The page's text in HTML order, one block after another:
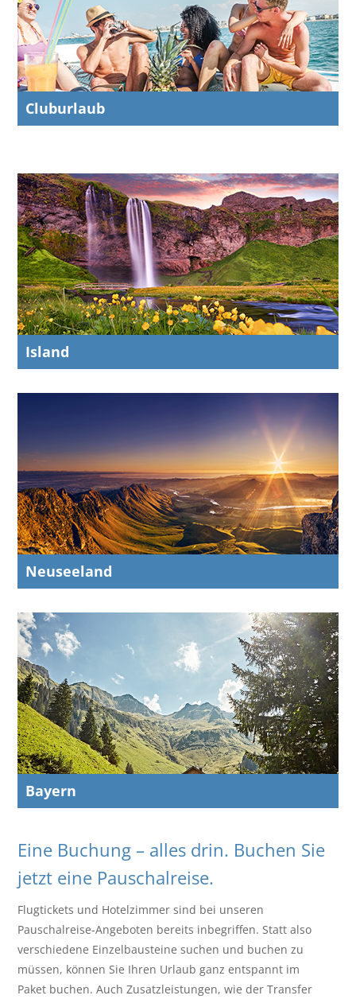
Cluburlaub
Island
Neuseeland
Bayern
Eine Buchung – alles drin. Buchen Sie
jetzt eine Pauschalreise.
Flugtickets und Hotelzimmer sind bei unseren
Pauschalreise-Angeboten bereits inbegriffen. Statt also
verschiedene Einzelbausteine suchen und buchen zu
müssen, können Sie Ihren Urlaub ganz entspannt im
Paket buchen. Auch Zusatzleistungen, wie der Transfer